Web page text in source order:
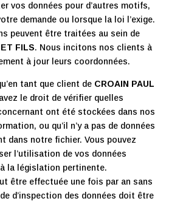
vos données pour d’autres motifs,
demande ou lorsque la loi l’exige.
peuvent être traitées au sein de
FILS. Nous incitons nos clients à
à jour leurs coordonnées.
tant que client de CROAIN PAUL
le droit de vérifier quelles
ont été stockées dans nos
ou qu’il n’y a pas de données
dans notre fichier. Vous pouvez
l’utilisation de vos données
la législation pertinente.
être effectuée une fois par an sans
d’inspection des données doit être